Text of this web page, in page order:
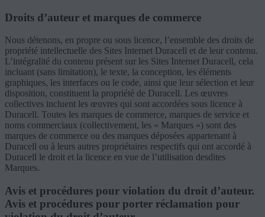
Droits d’auteur et marques de commerce
Nous détenons, en propre ou sous licence, l’ensemble des droits de
propriété intellectuelle des Sites Internet Duracell et de leur contenu.
L’intégralité du contenu présent sur les Sites Internet Duracell, cela
incluant (sans limitation), le texte, la conception, les éléments
graphiques, les interfaces ou le code, ainsi que leur sélection et leur
disposition, constituent la propriété de Duracell. Les œuvres
collectives incluent les œuvres qui sont accordées sous licence à
Duracell. Toutes les marques de commerce, marques de service et
noms commerciaux (collectivement, les « Marques ») sont des
marques de commerce ou des marques déposées appartenant à
Duracell ou à leurs autres propriétaires respectifs qui ont accordé à
Duracell le droit et la licence en vue de l’utilisation desdites
Marques.
Avis et procédures pour violation du droit d’auteur.
Avis et procédures pour porter réclamation pour